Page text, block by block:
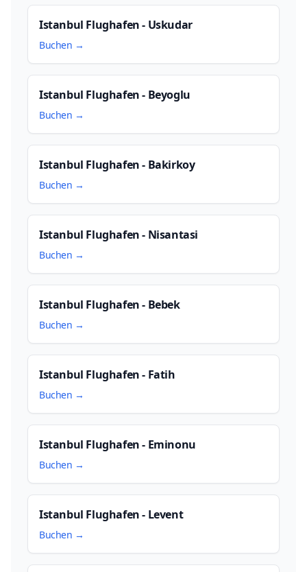
Istanbul Flughafen - Uskudar
Buchen →
Istanbul Flughafen - Beyoglu
Buchen →
Istanbul Flughafen - Bakirkoy
Buchen →
Istanbul Flughafen - Nisantasi
Buchen →
Istanbul Flughafen - Bebek
Buchen →
Istanbul Flughafen - Fatih
Buchen →
Istanbul Flughafen - Eminonu
Buchen →
Istanbul Flughafen - Levent
Buchen →